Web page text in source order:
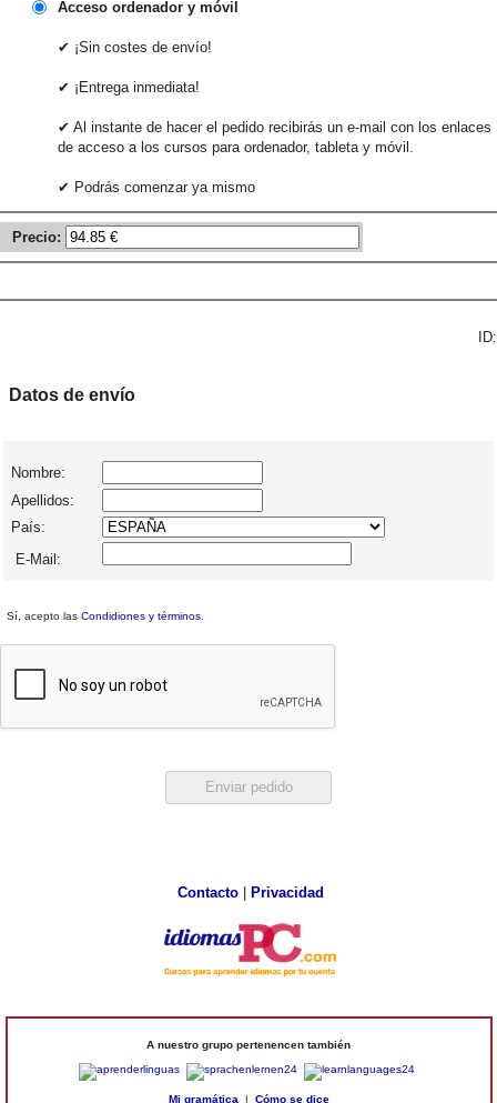
Acceso ordenador y móvil
✔ ¡Sin costes de envío!
✔ ¡Entrega inmediata!
✔ Al instante de hacer el pedido recibirás un e-mail con los enlaces
de acceso a los cursos para ordenador, tableta y móvil.
✔ Podrás comenzar ya mismo
Precio:
ID:
Datos de envío
Nombre:
Apellidos:
País:
E-Mail:
Sí, acepto las Condidiones y términos
Contacto| Privacidad
A nuestro grupo pertenencen también
Mi gramática | Cómo se dice